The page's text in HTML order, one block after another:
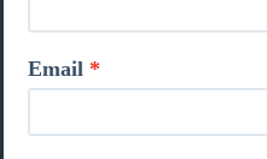
Email